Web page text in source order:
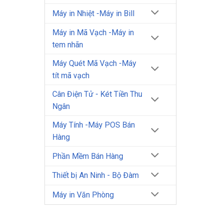
Máy in Nhiệt -Máy in Bill
Máy in Mã Vạch -Máy in
tem nhãn
Máy Quét Mã Vạch -Máy
tít mã vạch
Cân Điện Tử - Két Tiền Thu
Ngân
Máy Tính -Máy POS Bán
Hàng
Phần Mềm Bán Hàng
Thiết bị An Ninh - Bộ Đàm
Máy in Văn Phòng